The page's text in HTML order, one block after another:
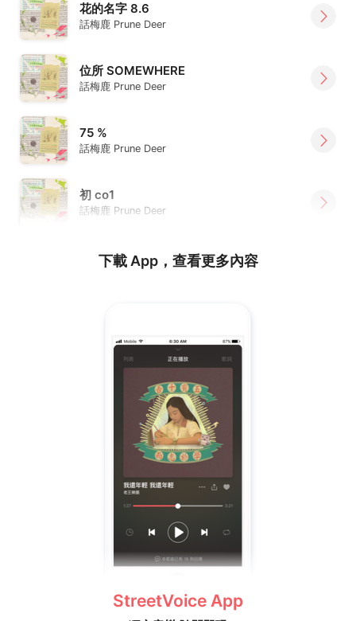
花的名字 8.6
話梅鹿 Prune Deer
位所 SOMEWHERE
話梅鹿 Prune Deer
75 %
話梅鹿 Prune Deer
初 co1
話梅鹿 Prune Deer
下載 App，查看更多內容
StreetVoice App